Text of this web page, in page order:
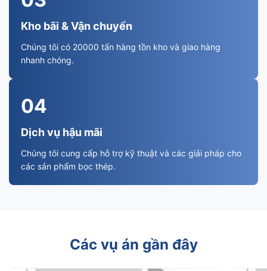
Kho bãi & Vận chuyển
Chúng tôi có 20000 tấn hàng tồn kho và giao hàng
nhanh chóng.
04
Dịch vụ hậu mãi
Chúng tôi cung cấp hỗ trợ kỹ thuật và các giải pháp cho
các sản phẩm bọc thép.
Các vụ án gần đây